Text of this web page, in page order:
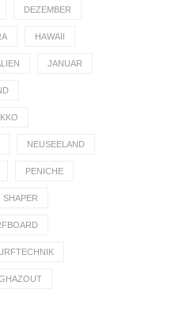
DEZEMBER
HAWAII
JANUAR
NEUSEELAND
PENICHE
SHAPER